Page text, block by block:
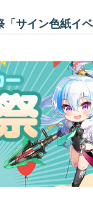
「サイン色紙イ